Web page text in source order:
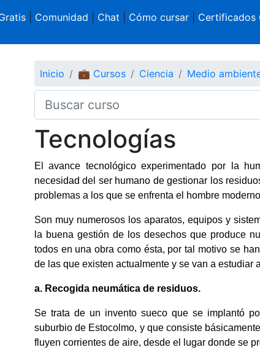
Comunidad Chat Cómo cursar| Certificados
Inicio 💼 Cursos Ciencia Medio
Tecnologías
El avance tecnológico experimentado por la
necesidad del ser humano de gestionar los
problemas a los que se enfrenta el hombre
Son muy numerosos los aparatos, equipos y
la buena gestión de los desechos que produce
todos en una obra como ésta, por tal motivo se
de las que existen actualmente y se van a estudiar
a. Recogida neumática de residuos.
Se trata de un invento sueco que se implantó
suburbio de Estocolmo, y que consiste
fluyen corrientes de aire, desde el lugar donde se